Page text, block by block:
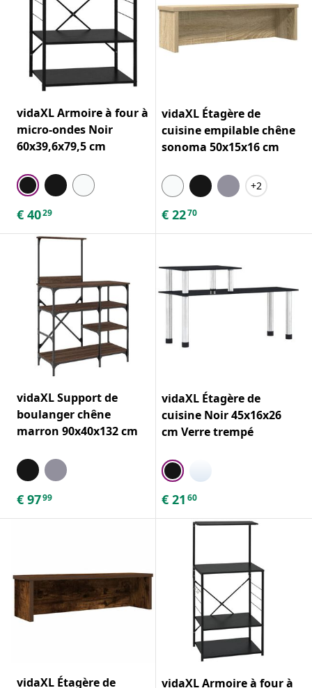
vidaXL Armoire à four à
micro-ondes Noir
60x39,6x79,5 cm
€ 4029
vidaXL Étagère de
cuisine empilable chêne
sonoma 50x15x16 cm
+2
€ 2270
vidaXL Support de
boulanger chêne
marron 90x40x132 cm
€ 9799
vidaXL Étagère de
cuisine Noir 45x16x26
cm Verre trempé
€ 21 60
vidaXL Étagère de vidaXL Armoire à four à